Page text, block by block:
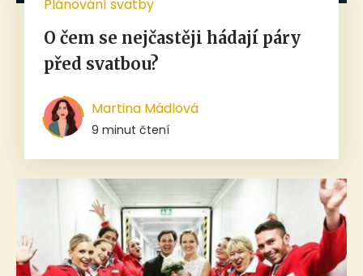
Plánování svatby
O čem se nejčastěji hádají páry
před svatbou?
Martina Mádlová
9 minut čtení